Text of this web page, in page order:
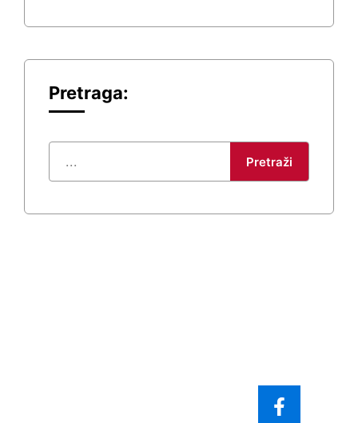
Pretraga:
Pretraži
Serbia